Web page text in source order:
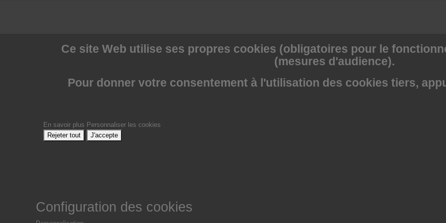
Ce site Web utilise ses propres cookies (obligatoires pour le
(mesures d'audience).
Pour donner votre consentement à l'utilisation des cookies tiers,
En savoir plus Personnaliser les cookies
Rejeter tout
J'accepte
Configuration des cookies